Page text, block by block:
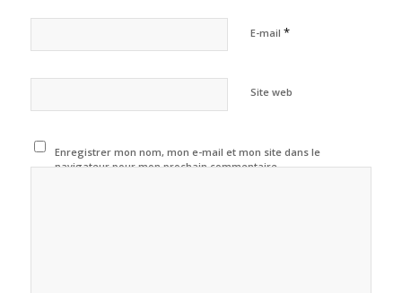
E-mail *
Site web
Enregistrer mon nom, mon e-mail et mon site dans le
navigateur pour mon prochain commentaire.